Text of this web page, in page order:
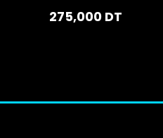
275,000 DT